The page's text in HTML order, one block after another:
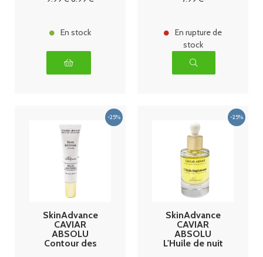
En stock
En rupture de
stock
SkinAdvance
CAVIAR
ABSOLU
Contour des
SkinAdvance
CAVIAR
ABSOLU
L'Huile de nuit